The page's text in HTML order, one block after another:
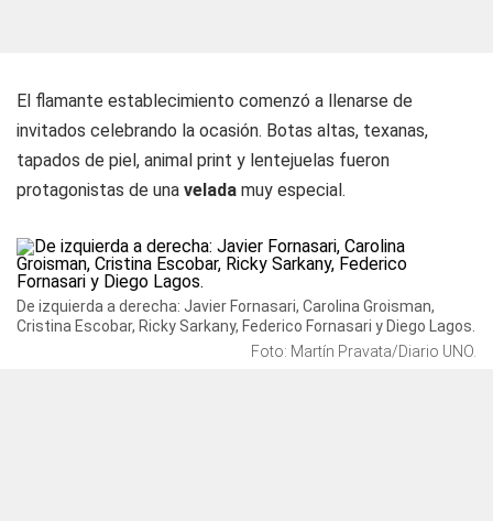
El flamante establecimiento comenzó a llenarse de
invitados celebrando la ocasión. Botas altas, texanas,
tapados de piel, animal print y lentejuelas fueron
protagonistas de una velada muy especial.
De izquierda a derecha: Javier Fornasari, Carolina Groisman,
Cristina Escobar, Ricky Sarkany, Federico Fornasari y Diego Lagos.
Foto: Martín Pravata/Diario UNO.